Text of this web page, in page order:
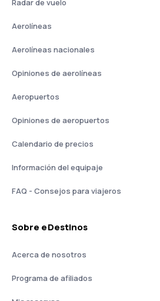
Radar de vuelo
Aerolíneas
Aerolíneas nacionales
Opiniones de aerolíneas
Aeropuertos
Opiniones de aeropuertos
Calendario de precios
Información del equipaje
FAQ - Consejos para viajeros
Sobre eDestinos
Acerca de nosotros
Programa de afiliados